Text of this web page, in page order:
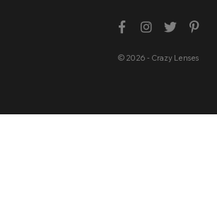
© 2026 - Crazy Lenses